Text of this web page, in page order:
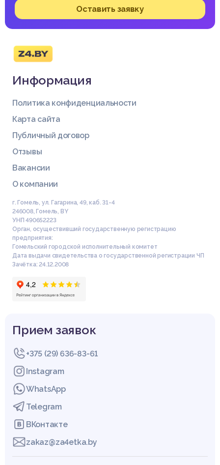
Список литературы
1. Бешенков, С. А., Ракитша, Е. А. Информатика. Систематич
еский курс: Учебник для 10 класса. М.: Лаборатория Базовых
Знаний, 2001.
2. Колин, К. Информационная глобализация общества и гума
3. Лапчик, М.П., Семакин, И. Г., Хеннер, Е. К. Методика препод
авания информатики: Учеб. пособие для студ. лед. вузов/По
Глава 1. Информационный процесс в природе, обществе и к
Глава 2. Новые информационные технологии
ЗАКЛЮЧЕНИЕ
СПИСОК ИСПОЛЬЗОВАННОЙ ЛИТЕРАТУРЫ
Оставить заявку
Информация
Политика конфиденциальности
Карта сайта
Публичный договор
Отзывы
Вакансии
О компании
г. Гомель, ул. Гагарина, 49, каб. 31-4
246008, Гомель, BY
УНП 490652223
Орган, осуществивший государственную регистрацию
предприятия:
Гомельский городской исполнительный комитет
Дата выдачи свидетельства о государственной регистрации ЧП
Зачётка: 24.12.2008
Прием заявок
+375 (29) 636-83-61
Instagram
WhatsApp
Telegram
ВКонтакте
zakaz@za4etka.by